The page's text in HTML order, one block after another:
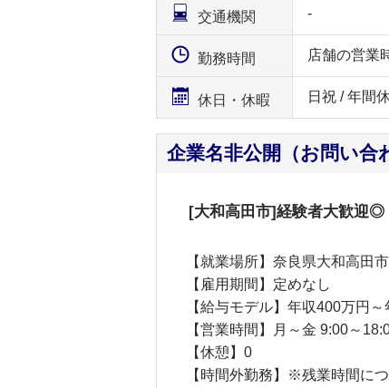
交通機関 -
勤務時間 店舗の営業
休日・休暇 日祝 / 年間
企業名非公開（お問い合
[大和高田市]経験者大歓迎◎
【就業場所】奈良県大和高田市
【雇用期間】定めなし
【給与モデル】年収400万円
【営業時間】月～金 9:00～
【休憩】0
【時間外勤務】※残業時間に